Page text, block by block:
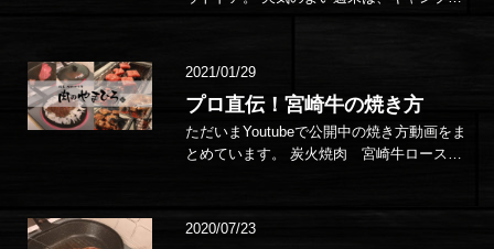
2021/01/29
プロ直伝！宮崎牛の焼き方
ただいまYoutubeで公開中の焼き方動画をま
とめています。 炭火焼肉 宮崎牛ロースの
2020/07/23